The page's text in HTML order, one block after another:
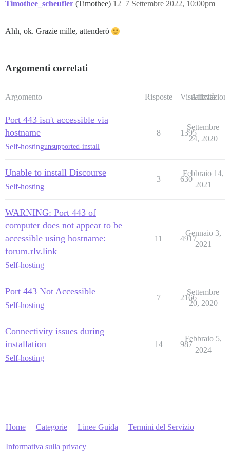
Timothee_scheufler (Timothee) 7 Settembre 2022, 10:00pm
12
Ahh, ok. Grazie mille, attenderò
Argomenti correlati
Argomento Risposte Visualizzazioni
Attività
Port 443 isn't accessible via
hostname
Self-hostingunsupported-install
8 1395
Settembre
24, 2020
Unable to install Discourse
Self-hosting
3 630
Febbraio 14,
2021
WARNING: Port 443 of
computer does not appear to be
accessible using hostname:
forum.rlv.link
Self-hosting
11 4917
Gennaio 3,
2021
Port 443 Not Accessible
Self-hosting
7 2166
Settembre
20, 2020
Connectivity issues during
installation
Self-hosting
14 987
Febbraio 5,
2024
Home Categorie Linee Guida Termini del Servizio
Informativa sulla privacy